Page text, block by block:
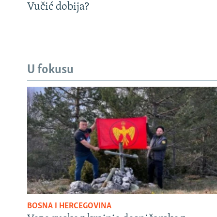
Vučić dobija?
U fokusu
BOSNA I HERCEGOVINA